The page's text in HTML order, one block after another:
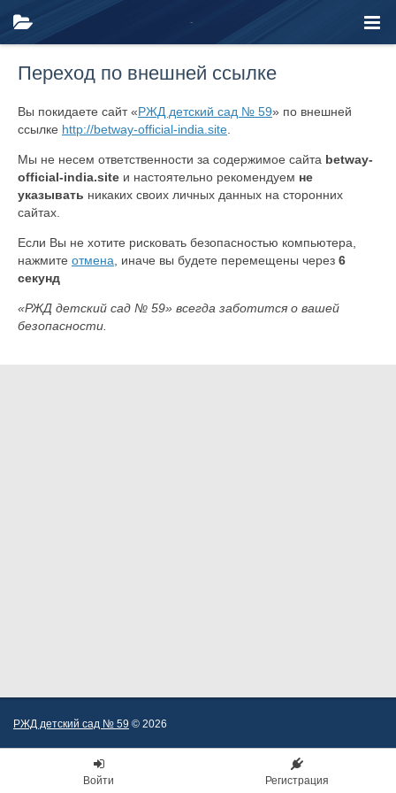
Переход по внешней ссылке
Вы покидаете сайт «РЖД детский сад № 59» по внешней
ссылке http://betway-official-india.site
Мы не несем ответственности за содержимое сайта betway-
official-india.site и настоятельно рекомендуем не
указывать никаких своих личных данных на сторонних
сайтах.
Если Вы не хотите рисковать безопасностью компьютера,
нажмите отмена , иначе вы будете перемещены через 6
секунд
«РЖД детский сад № 59» всегда заботится о вашей
безопасности.
РЖД детский сад № 59 © 2026
Войти Регистрация